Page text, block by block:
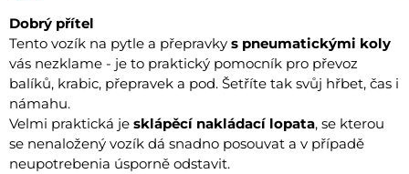
Dobrý přítel
Tento vozík na pytle a přepravky s pneumatickými koly
vás nezklame - je to praktický pomocník pro převoz
balíků, krabic, přepravek a pod. Šetříte tak svůj hřbet, čas i
námahu.
Velmi praktická je sklápěcí nakládací lopata, se kterou
se nenaložený vozík dá snadno posouvat a v případě
neupotrebenia úsporně odstavit.